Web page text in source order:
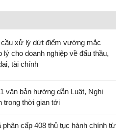
cầu xử lý dứt điểm vướng mắc
lý cho doanh nghiệp về đấu thầu,
tài chính
văn bản hướng dẫn Luật, Nghị
trong thời gian tới
phân cấp 408 thủ tục hành chính từ